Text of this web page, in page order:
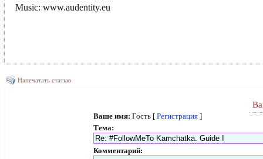
Music: www.audentity.eu
Напечатать статью
Ваше имя: Гость [ Регистрация ]
Тема:
Комментарий: